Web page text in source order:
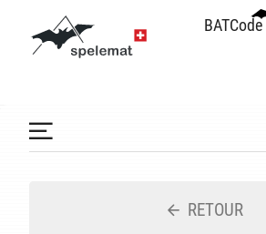
BATCode
BATCode
RETOUR